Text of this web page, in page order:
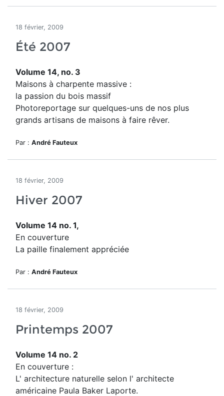
18 février, 2009
Été 2007
Volume 14, no. 3
Maisons à charpente massive :
la passion du bois massif
Photoreportage sur quelques-uns de nos plus
grands artisans de maisons à faire rêver.
Par : André Fauteux
18 février, 2009
Hiver 2007
Volume 14 no. 1,
En couverture
La paille finalement appréciée
Par : André Fauteux
18 février, 2009
Printemps 2007
Volume 14 no. 2
En couverture :
L' architecture naturelle selon l' architecte
américaine Paula Baker Laporte.